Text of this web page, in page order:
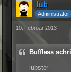
lub
Administrator
10. Februar 2013
Buffless
lubster